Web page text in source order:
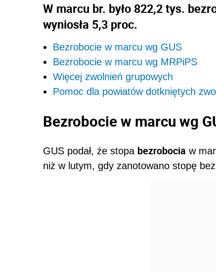
W marcu br. było 822,2 tys.
wyniosła 5,3 proc.
Bezrobocie w marcu wg GUS
Bezrobocie w marcu wg MRPiPS
Więcej zwolnień grupowych
Pomoc dla powiatów dotkniętych
Bezrobocie w marcu wg
GUS podał, że stopa bezrobocia w
niż w lutym, gdy zanotowano stopę